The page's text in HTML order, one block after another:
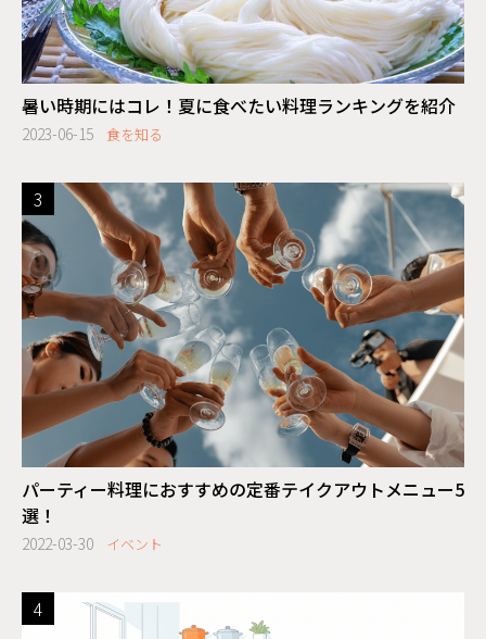
暑い時期にはコレ！夏に食べたい料理ランキングを紹介
2023-06-15 食を知る
パーティー料理におすすめの定番テイクアウトメニュー5
選！
2022-03-30 イベント